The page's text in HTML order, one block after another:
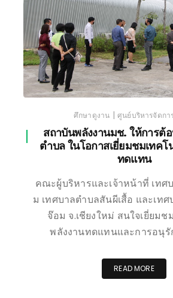
ศึกษาดูงาน | ศูนย์บริหารจัดกา
สถาบันพลังงานมช. ให้การต้
ตำบล ในโอกาสเยี่ยมชมเทคโ
ทดแทน
คณะผู้บริหารและเจ้าหน้าที่ เทศ
ม เทศบาลตำบลสันผีเสื้อ และเท
จ๊อม จ.เชียงใหม่ สนใจเยี่ยมช
พลังงานทดแทนและการอนุ
READ MORE